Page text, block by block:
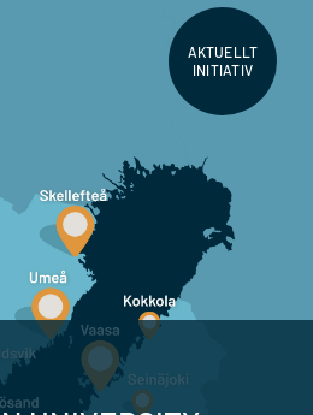
AKTUELLT
INITIATIV